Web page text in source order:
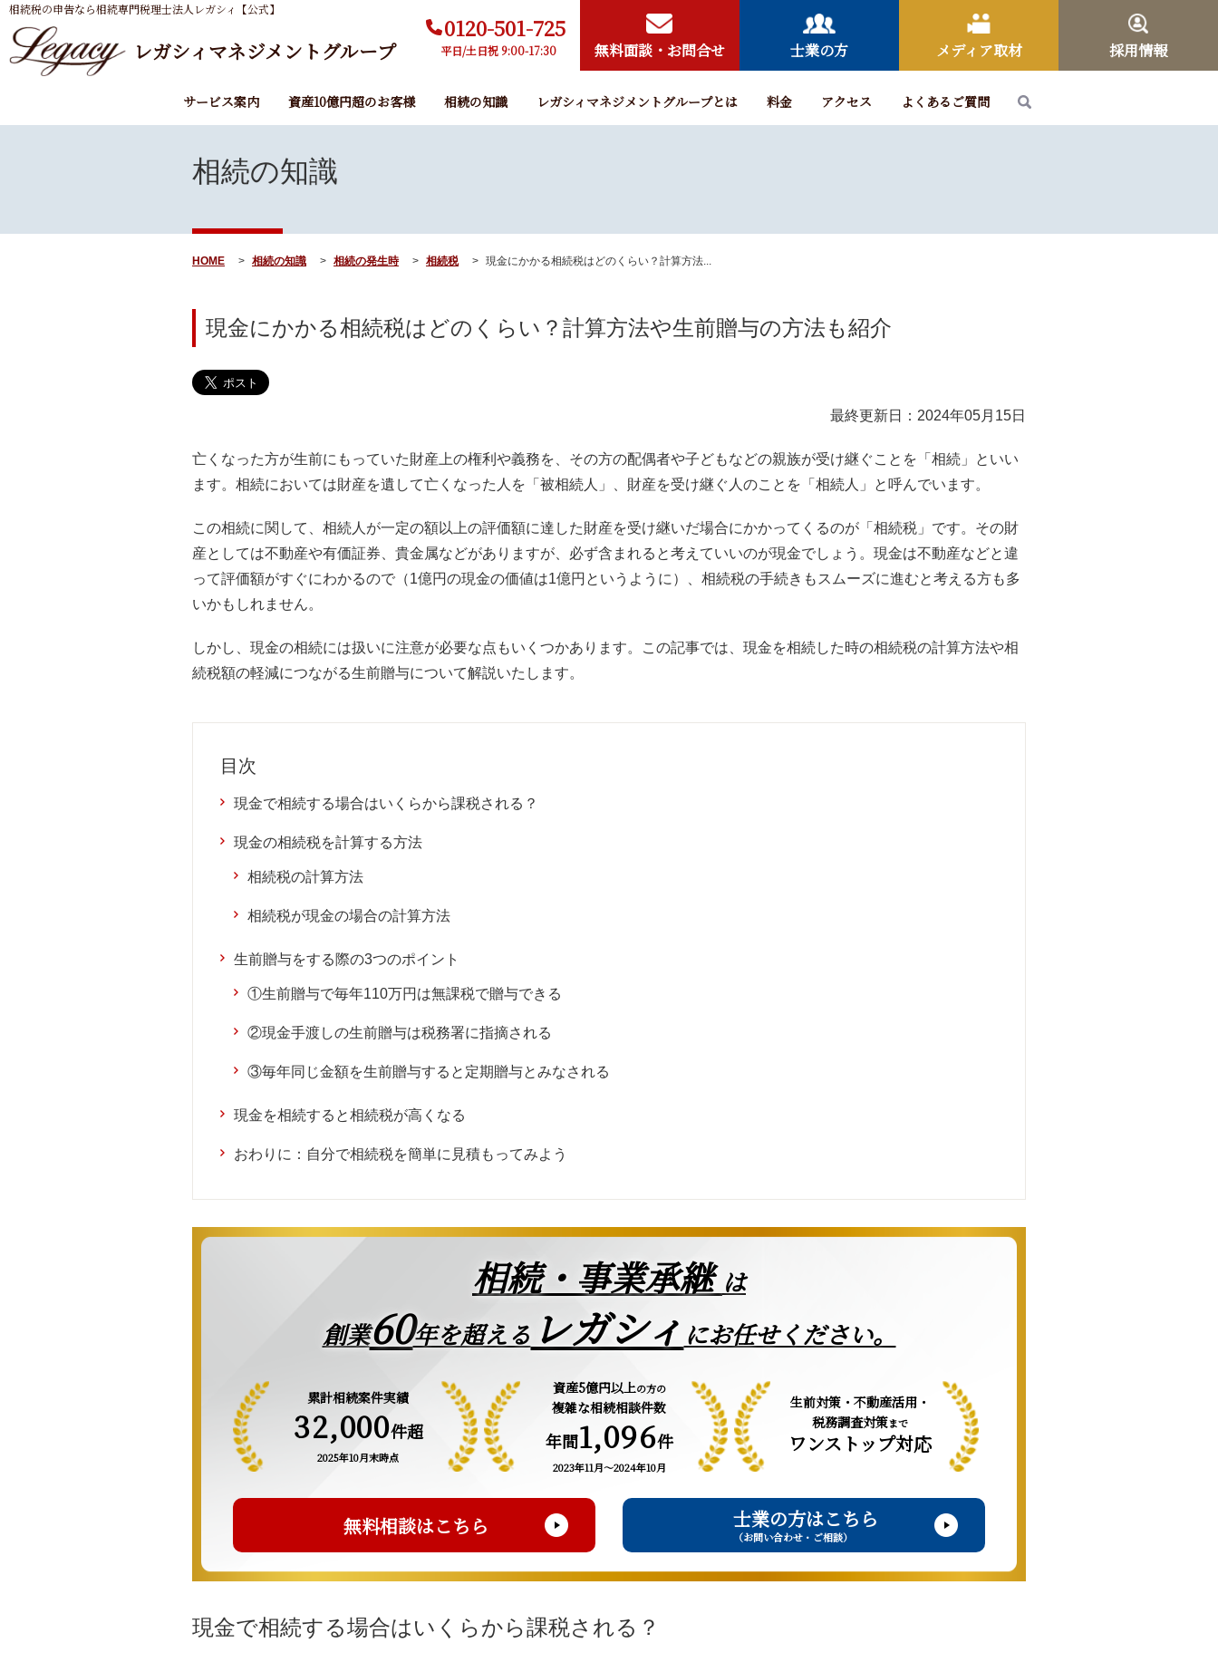
相続税の申告なら相続専門税理士法人レガシィ【公式】
レガシィマネジメントグループ
0120-501-725
平日/土日祝 9:00-17:30 無料面談・お問合せ 士業の方 メディア取材 採用情報
サービス案内 資産10億円超のお客様 相続の知識 レガシィマネジメントグループとは 料金 アクセス よくあるご質問
相続の知識
HOME 相続の知識 相続の発生時 相続税 現金にかかる相続税はどのくらい？計算方法...
現金にかかる相続税はどのくらい？計算方法や生前贈与の方法も紹介
最終更新日：2024年05月15日
亡くなった方が生前にもっていた財産上の権利や義務を、その方の配偶者や子どもなどの親族が受け継ぐことを「相続」といい
ます。相続においては財産を遺して亡くなった人を「被相続人」、財産を受け継ぐ人のことを「相続人」と呼んでいます。
この相続に関して、相続人が一定の額以上の評価額に達した財産を受け継いだ場合にかかってくるのが「相続税」です。その財
産としては不動産や有価証券、貴金属などがありますが、必ず含まれると考えていいのが現金でしょう。現金は不動産などと違
って評価額がすぐにわかるので（1億円の現金の価値は1億円というように）、相続税の手続きもスムーズに進むと考える方も多
いかもしれません。
しかし、現金の相続には扱いに注意が必要な点もいくつかあります。この記事では、現金を相続した時の相続税の計算方法や相
続税額の軽減につながる生前贈与について解説いたします。
目次
現金で相続する場合はいくらから課税される？
現金の相続税を計算する方法
相続税の計算方法
相続税が現金の場合の計算方法
生前贈与をする際の3つのポイント
①生前贈与で毎年110万円は無課税で贈与できる
②現金手渡しの生前贈与は税務署に指摘される
③毎年同じ金額を生前贈与すると定期贈与とみなされる
現金を相続すると相続税が高くなる
おわりに：自分で相続税を簡単に見積もってみよう
相続・事業承継 は
創業60年を超える レガシィ にお任せください。
累計相続案件実績
32,000件超
2025年10月末時点
資産5億円以上の方の
複雑な相続相談件数
年間1,096件
2023年11月～2024年10月
生前対策・不動産活用・
税務調査対策まで
ワンストップ対応
無料相談はこちら 士業の方はこちら
（お問い合わせ・ご相談）
現金で相続する場合はいくらから課税される？